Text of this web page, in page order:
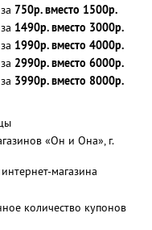
750р. вместо 1500р.
1490р. вместо 3000р.
1990р. вместо 4000р.
2990р. вместо 6000р.
3990р. вместо 8000р.
«Он и Она», г.
магазина
количество купонов